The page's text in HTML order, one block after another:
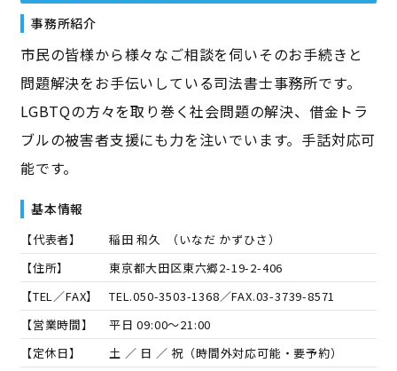
事務所紹介
市民の皆様から様々なご相談を伺いそのお手続きと
問題解決をお手伝いしている司法書士事務所です。
LGBTQの方々を取り巻く社会問題の解決、借金トラ
ブルの被害者支援にも力を注いでいます。手話対応可
能です。
基本情報
【代表者】 稲田 和久 （いなだ かずひさ）
【住所】
東京都大田区東六郷2-19-2-406
【TEL／FAX】
TEL.050-3503-1368／FAX.03-3739-8571
【営業時間】
平日 09:00～21:00
【定休日】
土 ／ 日 ／ 祝（時間外対応可能・要予約）